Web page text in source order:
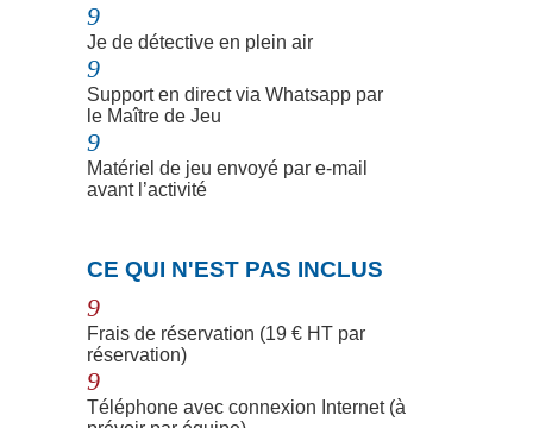
9
Je de détective en plein air
9
Support en direct via Whatsapp par
le Maître de Jeu
9
Matériel de jeu envoyé par e-mail
avant l’activité
CE QUI N'EST PAS INCLUS
9
Frais de réservation (19 € HT par
réservation)
9
Téléphone avec connexion Internet (à